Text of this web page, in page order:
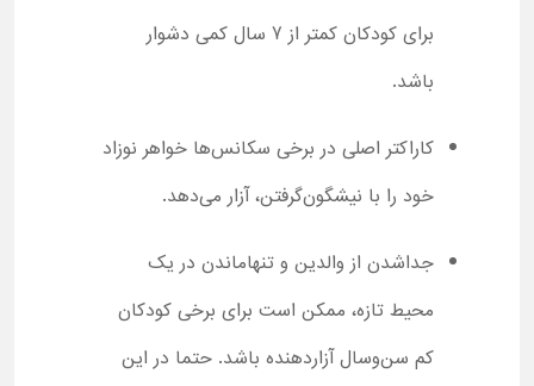
برای کودکان کمتر از 7 سال کمی دشوار
باشد.
کاراکتر اصلی در برخی سکانس‌ها خواهر نوزاد
خود را با نیشگون‌گرفتن، آزار می‌دهد.
جداشدن از والدین و تنهاماندن در یک
محیط تازه، ممکن است برای برخی کودکان
کم سن‌وسال آزاردهنده باشد. حتما در این